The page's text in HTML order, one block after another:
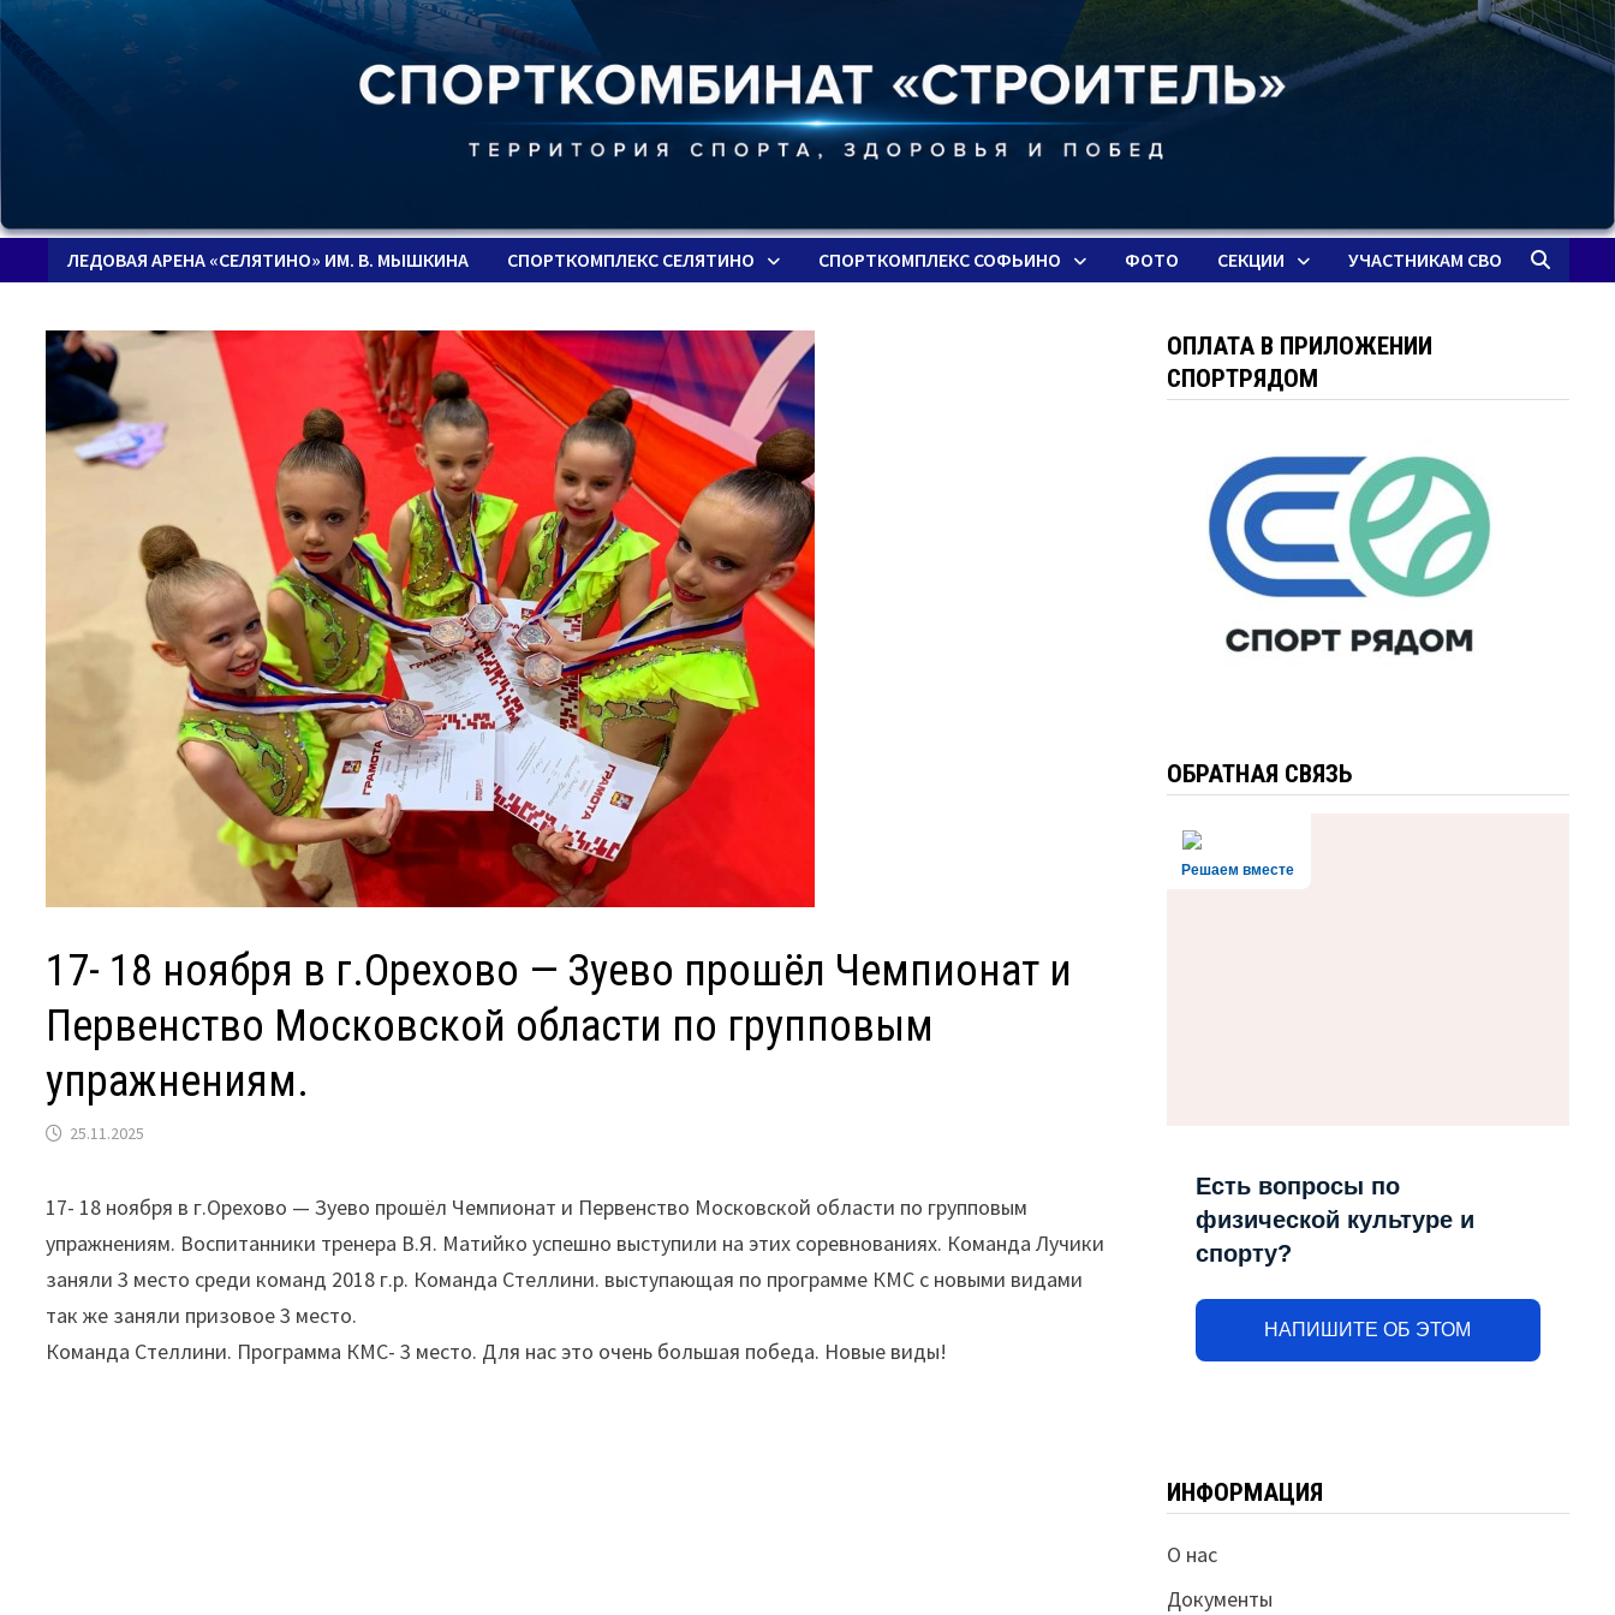
ЛЕДОВАЯ АРЕНА «СЕЛЯТИНО» ИМ. В. МЫШКИНА СПОРТКОМПЛЕКС СЕЛЯТИНО СПОРТКОМПЛЕКС СОФЬИНО ФОТО СЕКЦИИ УЧАСТНИКАМ СВО
17- 18 ноября в г.Орехово — Зуево прошёл Чемпионат и
Первенство Московской области по групповым
упражнениям.
25.11.2025
17- 18 ноября в г.Орехово — Зуево прошёл Чемпионат и Первенство Московской области по групповым
упражнениям. Воспитанники тренера В.Я. Матийко успешно выступили на этих соревнованиях. Команда Лучики
заняли 3 место среди команд 2018 г.р. Команда Стеллини. выступающая по программе КМС с новыми видами
так же заняли призовое 3 место.
Команда Стеллини. Программа КМС- 3 место. Для нас это очень большая победа. Новые виды!
ОПЛАТА В ПРИЛОЖЕНИИ
СПОРТРЯДОМ
ОБРАТНАЯ СВЯЗЬ
Решаем вместе
Есть вопросы по
физической культуре и
спорту?
НАПИШИТЕ ОБ ЭТОМ
ИНФОРМАЦИЯ
О нас
Документы